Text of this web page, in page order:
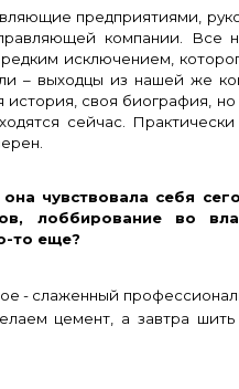
предприятиями,
компании. Все
исключением,
– выходцы из нашей же
история, своя биография,
сейчас.
себя
лоббирование во
то еще?
- слаженный
цемент, а завтра